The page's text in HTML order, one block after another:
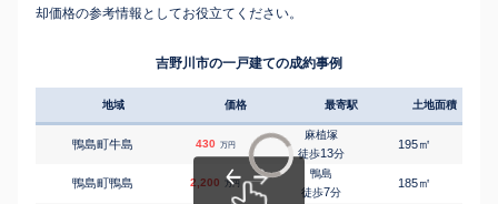
却価格の参考情報としてお役立てください。
吉野川市の一戸建ての成約事例
地域 価格 最寄駅 土地面積
鴨島町牛島 430 万円
麻植塚
徒歩13分
195㎡
鴨島町鴨島 2,200 万円
鴨島
徒歩7分
185㎡